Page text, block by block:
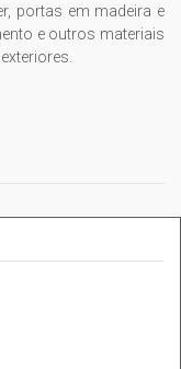
portas em madeira e
e outros materiais